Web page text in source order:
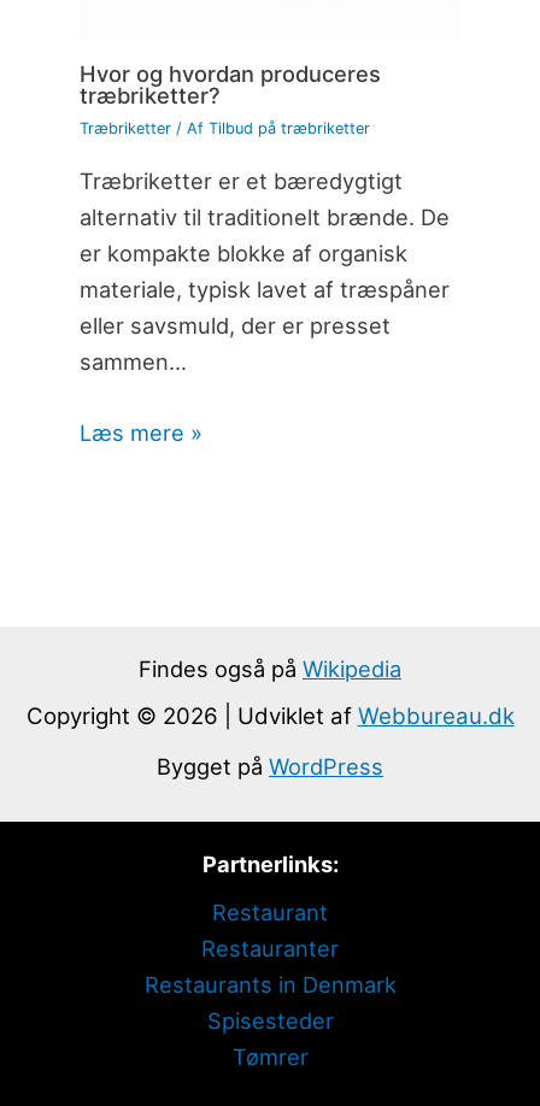
Hvor og hvordan produceres
træbriketter?
Træbriketter/ Af Tilbud på træbriketter
Træbriketter er et bæredygtigt
alternativ til traditionelt brænde. De
er kompakte blokke af organisk
materiale, typisk lavet af træspåner
eller savsmuld, der er presset
sammen…
Læs mere »
Findes også på Wikipedia
Copyright © 2026 | Udviklet af Webbureau.dk
Bygget på WordPress
Partnerlinks:
Restaurant
Restauranter
Restaurants in Denmark
Spisesteder
Tømrer